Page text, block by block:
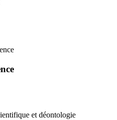
et déontologie